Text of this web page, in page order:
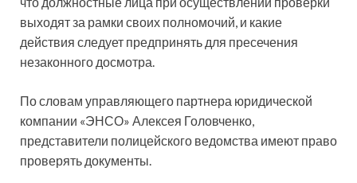
выходят за рамки своих полномочий, и какие
действия следует предпринять для пресечения
незаконного досмотра.
По словам управляющего партнера юридической
компании «ЭНСО» Алексея Головченко,
представители полицейского ведомства имеют право
проверять документы.